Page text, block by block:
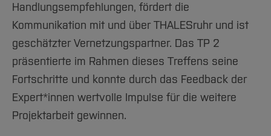
Handlungsempfehlungen, fördert die
Kommunikation mit und über THALESruhr und ist
geschätzter Vernetzungspartner. Das TP 2
präsentierte im Rahmen dieses Treffens seine
Fortschritte und konnte durch das Feedback der
Expert*innen wertvolle Impulse für die weitere
Projektarbeit gewinnen.